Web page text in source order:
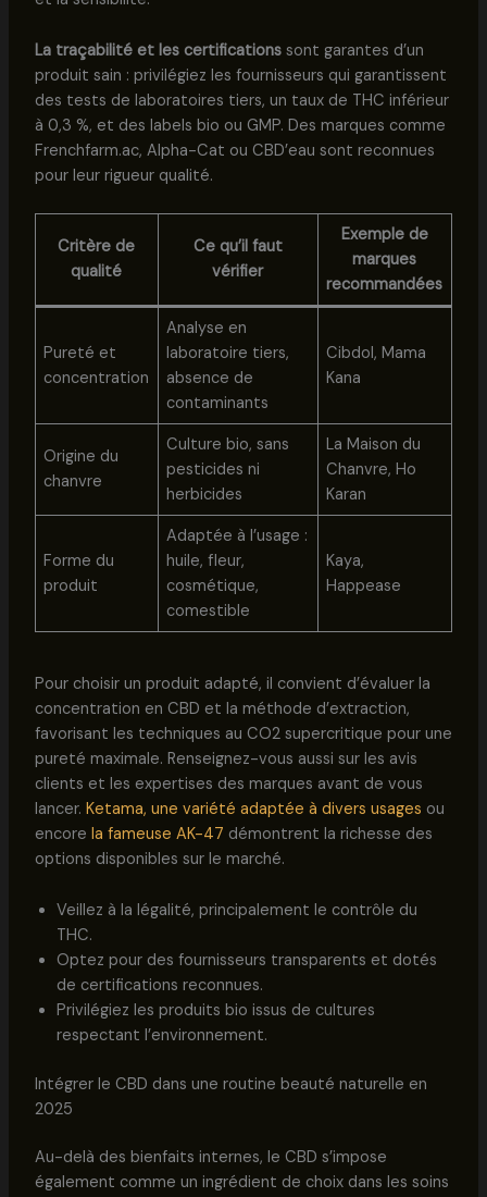
La traçabilité et les certificationssont garantes d’un
produit sain : privilégiez les fournisseurs qui garantissent
des tests de laboratoires tiers, un taux de THC inférieur
à 0,3 %, et des labels bio ou GMP. Des marques comme
Frenchfarm.ac, Alpha-Cat ou CBD’eau sont reconnues
pour leur rigueur qualité.
Critère de
qualité
Ce qu’il faut
vérifier
Exemple de
marques
recommandées
Pureté et
concentration
Analyse en
laboratoire tiers,
absence de
contaminants
Cibdol, Mama
Kana
Origine du
chanvre
Culture bio, sans
pesticides ni
herbicides
La Maison du
Chanvre, Ho
Karan
Forme du
produit
Adaptée à l’usage :
huile, fleur,
cosmétique,
comestible
Kaya,
Happease
Pour choisir un produit adapté, il convient d’évaluer la
concentration en CBD et la méthode d’extraction,
favorisant les techniques au CO2 supercritique pour une
pureté maximale. Renseignez-vous aussi sur les avis
clients et les expertises des marques avant de vous
lancer. Ketama, une variété adaptée à divers usages ou
encore la fameuse AK-47 démontrent la richesse des
options disponibles sur le marché.
Veillez à la légalité, principalement le contrôle du
THC.
Optez pour des fournisseurs transparents et dotés
de certifications reconnues.
Privilégiez les produits bio issus de cultures
respectant l’environnement.
Intégrer le CBD dans une routine beauté naturelle en
2025
Au-delà des bienfaits internes, le CBD s’impose
également comme un ingrédient de choix dans les soins